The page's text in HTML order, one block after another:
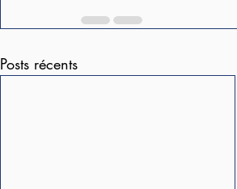
Posts récents